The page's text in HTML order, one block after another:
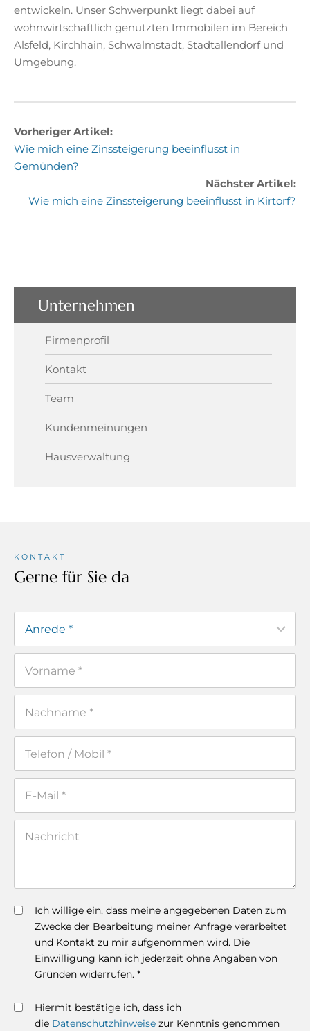
entwickeln. Unser Schwerpunkt liegt dabei auf
wohnwirtschaftlich genutzten Immobilen im Bereich
Alsfeld, Kirchhain, Schwalmstadt, Stadtallendorf und
Umgebung.
Vorheriger Artikel:
Wie mich eine Zinssteigerung beeinflusst in
Gemünden?
Nächster Artikel:
Wie mich eine Zinssteigerung beeinflusst in Kirtorf?
Unternehmen
Firmenprofil
Kontakt
Team
Kundenmeinungen
Hausverwaltung
KONTAKT
Gerne für Sie da
Ich willige ein, dass meine angegebenen Daten zum
Zwecke der Bearbeitung meiner Anfrage verarbeitet
und Kontakt zu mir aufgenommen wird. Die
Einwilligung kann ich jederzeit ohne Angaben von
Gründen widerrufen. *
Hiermit bestätige ich, dass ich
die Datenschutzhinweise zur Kenntnis genommen